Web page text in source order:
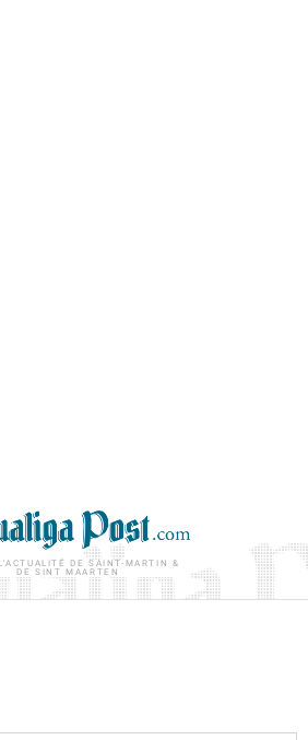
DE SAINT-MARTIN &
DE SINT MAARTEN